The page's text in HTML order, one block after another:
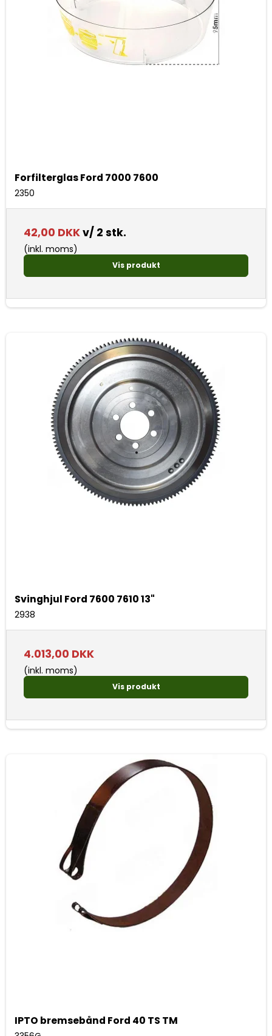
Forfilterglas Ford 7000 7600
2350
42,00 DKKv/ 2 stk.
(inkl. moms)
Vis produkt
Svinghjul Ford 7600 7610 13"
2938
4.013,00 DKK
(inkl. moms)
Vis produkt
IPTO bremsebånd Ford 40 TS TM